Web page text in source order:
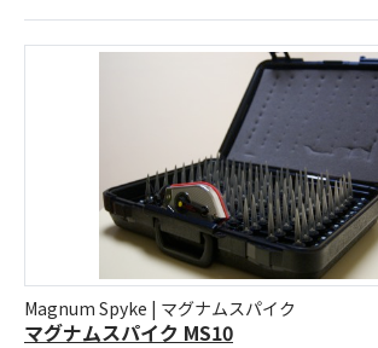
Magnum Spyke | マグナムスパイク
マグナムスパイク MS10